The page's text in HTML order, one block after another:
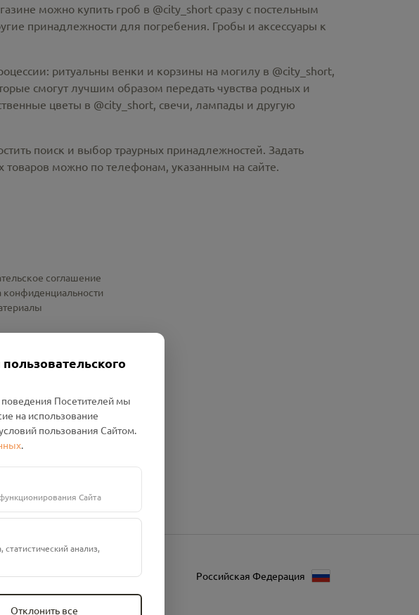
можно купить гроб в @city_short сразу с постельным
принадлежности для погребения. Гробы и аксессуары к
ритуальны венки и корзины на могилу в @city_short,
смогут лучшим образом передать чувства родных и
цветы в @city_short, свечи, лампады и другую
поиск и выбор траурных принадлежностей. Задать
можно по телефонам, указанным на сайте.
соглашение
конфиденциальности
пом. 18
Российская Федерация
Посетителей мы
на использование
пользования Сайтом.
.
Сайта
анализ,
Отклонить все